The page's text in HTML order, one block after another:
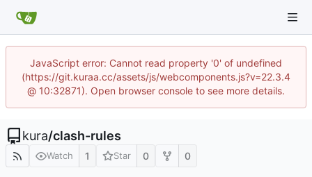
JavaScript error: Cannot read property '0' of undefined
(https://git.kuraa.cc/assets/js/webcomponents.js?v=22.3.4
@ 10:32871). Open browser console to see more details.
kura/clash-rules
Watch 1 Star 0 0